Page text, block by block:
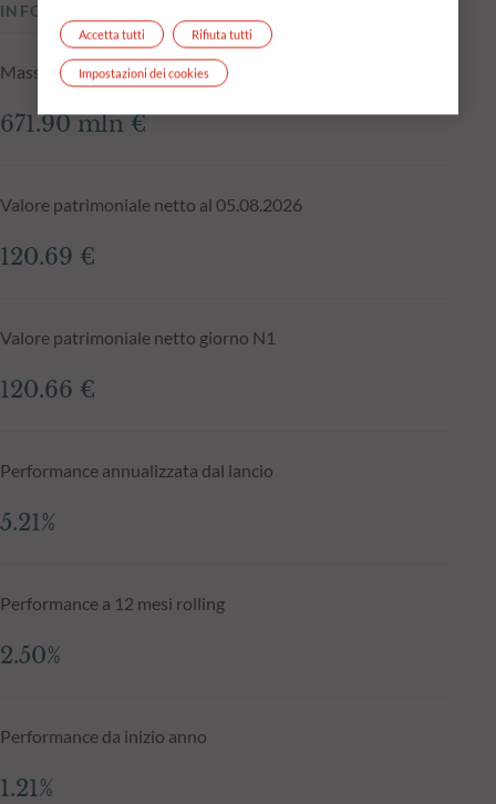
INFORMAZIONI CHIAVE
Masse in gestione del fondo al 05.08.2026
671.90 mln €
Valore patrimoniale netto al 05.08.2026
120.69 €
Valore patrimoniale netto giorno N1
120.66 €
Performance annualizzata dal lancio
5.21%
Performance a 12 mesi rolling
2.50%
Performance da inizio anno
1.21%
Rifiuta tutti
Accetta tutti
Impostazioni dei cookies